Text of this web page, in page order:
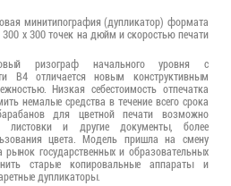
минитипография (дупликатор) формата
x 300 точек на дюйм и скоростью печати
ризограф начального уровня с
B4 отличается новым конструктивным
Низкая себестоимость отпечатка
немалые средства в течение всего срока
для цветной печати возможно
листовки и другие документы, более
цвета. Модель пришла на смену
государственных и образовательных
старые копировальные аппараты и
дупликаторы.